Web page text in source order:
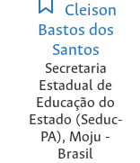
Cleison
Bastos dos
Santos
Secretaria
Estadual de
Educação do
Estado (Seduc-
PA), Moju -
Brasil